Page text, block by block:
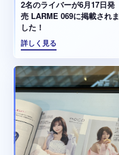
2名のライバーが6月17日発
売 LARME 069に掲載されま
した！
詳しく見る